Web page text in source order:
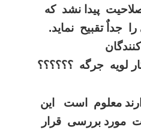
پیدا نشد که
تقبیح نماید.
کنندگان
جرگه ؟؟؟؟؟؟
معلوم است این
مورد بررسی قرار